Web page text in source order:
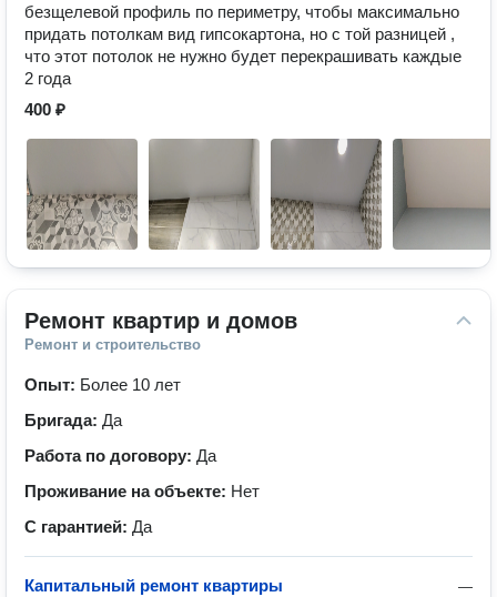
безщелевой профиль по периметру, чтобы максимально
придать потолкам вид гипсокартона, но с той разницей ,
что этот потолок не нужно будет перекрашивать каждые
2 года
400 ₽
Ремонт квартир и домов
Ремонт и строительство
Опыт: Более 10 лет
Бригада: Да
Работа по договору: Да
Проживание на объекте: Нет
С гарантией: Да
—
Капитальный ремонт квартиры